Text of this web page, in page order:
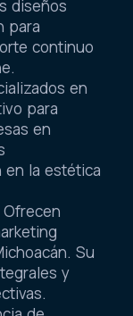
diseños
para
continuo
en
para
en
en la estética
Ofrecen
Su
y